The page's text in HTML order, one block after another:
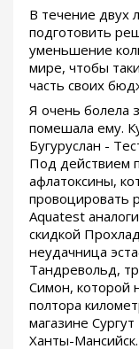
В течение двух
подготовить
уменьшение
мире, чтобы
часть своих
Я очень болела
помешала ему.
Бугуруслан -
Под действием
афлатоксины,
провоцировать
Aquatest
скидкой
неудачница
Тандревольд,
Симон, которой
полтора
магазине
Ханты-